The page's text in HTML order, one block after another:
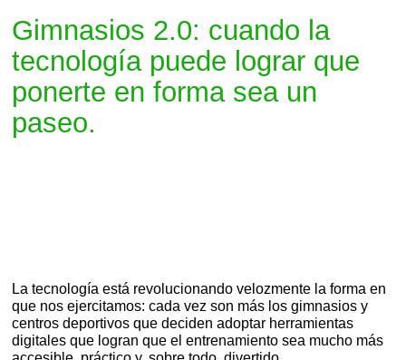
Gimnasios 2.0: cuando la
tecnología puede lograr que
ponerte en forma sea un
paseo.
La tecnología está revolucionando velozmente la forma en
que nos ejercitamos: cada vez son más los gimnasios y
centros deportivos que deciden adoptar herramientas
digitales que logran que el entrenamiento sea mucho más